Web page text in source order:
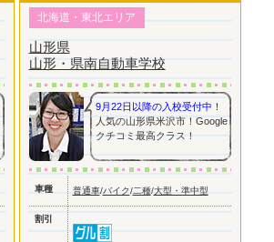
北海道・東北エリア
山形県
山形・県南自動車学校
9月22日以降の入校受付中！
人気の山形県米沢市！Google
クチコミ最高クラス！
車種 普通車/バイク/二種/大型・準中型
割引